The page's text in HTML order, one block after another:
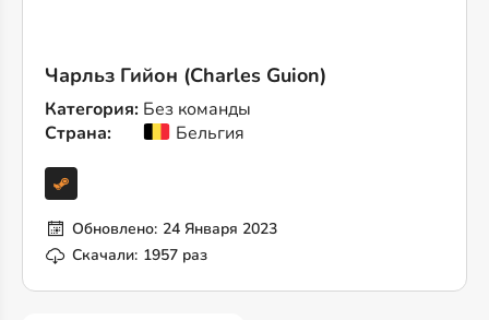
Чарльз Гийон (Charles Guion)
Категория: Без команды
Страна:
Бельгия
Обновлено: 24 Января 2023
Скачали: 1957 раз